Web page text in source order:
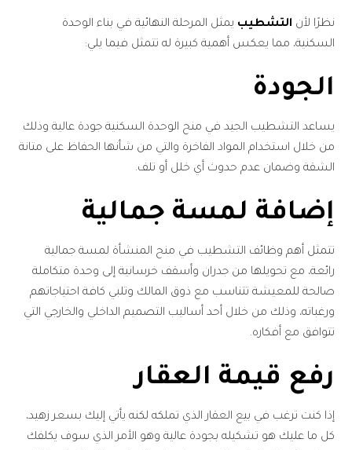
نظرًا لأن التشطيب يمثل المرحلة النهائية في بناء الوحدة
السكنية، مما يعكس أهمية كبيرة له تتمثل فيما يلي:
الجودة
يساعد التشطيب الجيد في منح الوحدة السكنية جودة عالية وذلك
من خلال استخدام المواد الفاخرة والتي من شأنها الحفاظ على متانة
الشقة وضمان عدم حدوث أي خلل أو تلف.
إضافة لمسة جمالية
تتمثل أهم وظائف التشطيب في منح المنشأة لمسة جمالية
رائعة، مع تحويلها من جدران وأسقف خرسانية إلى وحدة متكاملة
صالحة للمعيشة تتناسب مع ذوق المالك وتلبي كافة احتياجاتهم
ورغباته، وذلك من خلال أحد أساليب التصميم الداخلي والخارجي التي
تتوافق مع أفكاره.
رفع قيمة العقار
إذا كنت ترغب في بيع العقار الذي تملكه لكنه يأتي إليك بسعر زهيد،
كل ما عليك هو تشكيله بجودة عالية وهو الأمر الذي سوف يكلفك